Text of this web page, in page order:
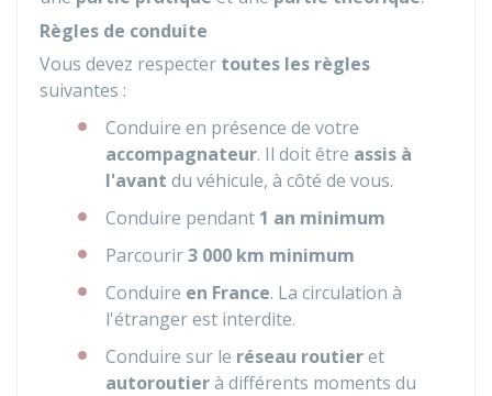
Règles de conduite
Vous devez respecter toutes les règles
suivantes :
Conduire en présence de votre
accompagnateur. Il doit être assis à
l'avant du véhicule, à côté de vous.
Conduire pendant 1 an minimum
Parcourir3 000 km minimum
Conduire en France. La circulation à
l'étranger est interdite.
Conduire sur le réseau routieret
autoroutierà différents moments du